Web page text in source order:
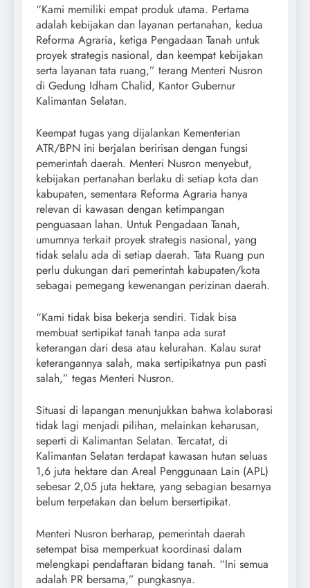
“Kami memiliki empat produk utama. Pertama
adalah kebijakan dan layanan pertanahan, kedua
Reforma Agraria, ketiga Pengadaan Tanah untuk
proyek strategis nasional, dan keempat kebijakan
serta layanan tata ruang,” terang Menteri Nusron
di Gedung Idham Chalid, Kantor Gubernur
Kalimantan Selatan.
Keempat tugas yang dijalankan Kementerian
ATR/BPN ini berjalan beririsan dengan fungsi
pemerintah daerah. Menteri Nusron menyebut,
kebijakan pertanahan berlaku di setiap kota dan
kabupaten, sementara Reforma Agraria hanya
relevan di kawasan dengan ketimpangan
penguasaan lahan. Untuk Pengadaan Tanah,
umumnya terkait proyek strategis nasional, yang
tidak selalu ada di setiap daerah. Tata Ruang pun
perlu dukungan dari pemerintah kabupaten/kota
sebagai pemegang kewenangan perizinan daerah.
“Kami tidak bisa bekerja sendiri. Tidak bisa
membuat sertipikat tanah tanpa ada surat
keterangan dari desa atau kelurahan. Kalau surat
keterangannya salah, maka sertipikatnya pun pasti
salah,” tegas Menteri Nusron.
Situasi di lapangan menunjukkan bahwa kolaborasi
tidak lagi menjadi pilihan, melainkan keharusan,
seperti di Kalimantan Selatan. Tercatat, di
Kalimantan Selatan terdapat kawasan hutan seluas
1,6 juta hektare dan Areal Penggunaan Lain (APL)
sebesar 2,05 juta hektare, yang sebagian besarnya
belum terpetakan dan belum bersertipikat.
Menteri Nusron berharap, pemerintah daerah
setempat bisa memperkuat koordinasi dalam
melengkapi pendaftaran bidang tanah. “Ini semua
adalah PR bersama,” pungkasnya.